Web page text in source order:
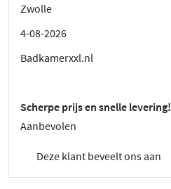
Zwolle
4-08-2026
Badkamerxxl.nl
Scherpe prijs en snelle levering!
Aanbevolen
Deze klant beveelt ons aan